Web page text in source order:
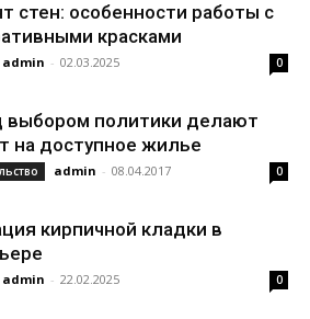
стен: особенности работы с
красками
admin - 02.03.2025 0
выбором политики делают
на доступное жилье
admin - 08.04.2017 0
кирпичной кладки в
admin - 22.02.2025 0